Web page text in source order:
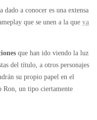
a conocer es una extensa
que se unen a la queya
que han ido viendo la luz
del título, a otros personajes
su propio papel en el
Ron, un tipo ciertamente